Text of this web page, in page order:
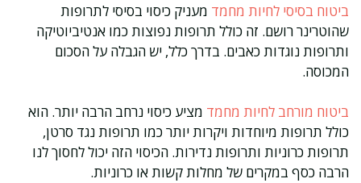
ביטוח בסיסי לחיות מחמד מעניק כיסוי בסיסי לתרופות
שהוטרינר רושם. זה כולל תרופות נפוצות כמו אנטיביוטיקה
ותרופות נוגדות כאבים. בדרך כלל, יש הגבלה על הסכום
המכוסה.
ביטוח מורחב לחיות מחמד מציע כיסוי נרחב הרבה יותר. הוא
כולל תרופות מיוחדות ויקרות יותר כמו תרופות נגד סרטן,
תרופות כרוניות ותרופות נדירות. הכיסוי הזה יכול לחסוך לנו
הרבה כסף במקרים של מחלות קשות או כרוניות.